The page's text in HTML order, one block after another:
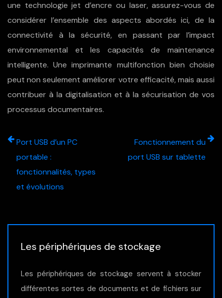
une technologie jet d’encre ou laser, assurez-vous de
considérer l’ensemble des aspects abordés ici, de la
connectivité à la sécurité, en passant par l’impact
environnemental et les capacités de maintenance
intelligente. Une imprimante multifonction bien choisie
peut non seulement améliorer votre efficacité, mais aussi
contribuer à la digitalisation et à la sécurisation de vos
processus documentaires.
Port USB d’un PC
portable :
fonctionnalités, types
et évolutions
Fonctionnement du
port USB sur tablette
Les périphériques de stockage
Les périphériques de stockage servent à stocker
différentes sortes de documents et de fichiers sur